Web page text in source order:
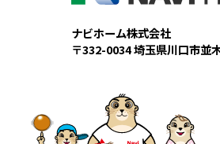
ナビホーム株式会社
〒332-0034 埼玉県川口市並